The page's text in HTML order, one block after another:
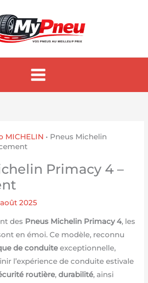
MICHELIN • Pneus Michelin
Primacy 4 –
août 2025
des Pneus Michelin Primacy 4, les
en émoi. Ce modèle, reconnu
de conduite exceptionnelle,
l’expérience de conduite estivale
routière,durabilité, ainsi